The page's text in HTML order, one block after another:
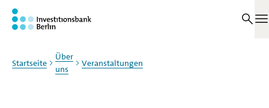
Zum Haupinhalt springen
Startseite
Über
uns
Veranstaltungen